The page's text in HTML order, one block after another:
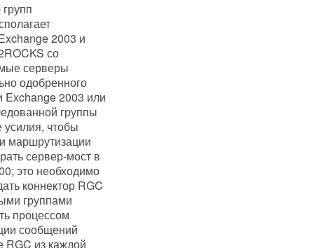
2003 и
со
серверы
одобренного
Exchange 2003 или
группы
чтобы
маршрутизации
сервер-мост в
это необходимо
коннектор RGC
группами
процессом
сообщений
RGC из каждой